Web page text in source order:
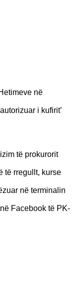
në
i kufirit’
të prokurorit
të rregullt, kurse
në terminalin
në Facebook të PK-